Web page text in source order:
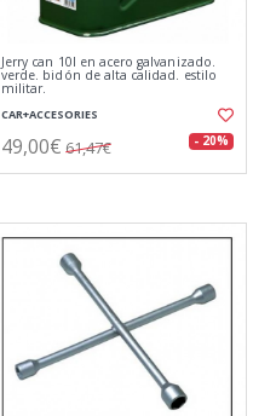
Jerry can 10l en acero galvanizado.
verde. bidón de alta calidad. estilo
militar.
CAR+ACCESORIES
49,00€ 61,47€ - 20%